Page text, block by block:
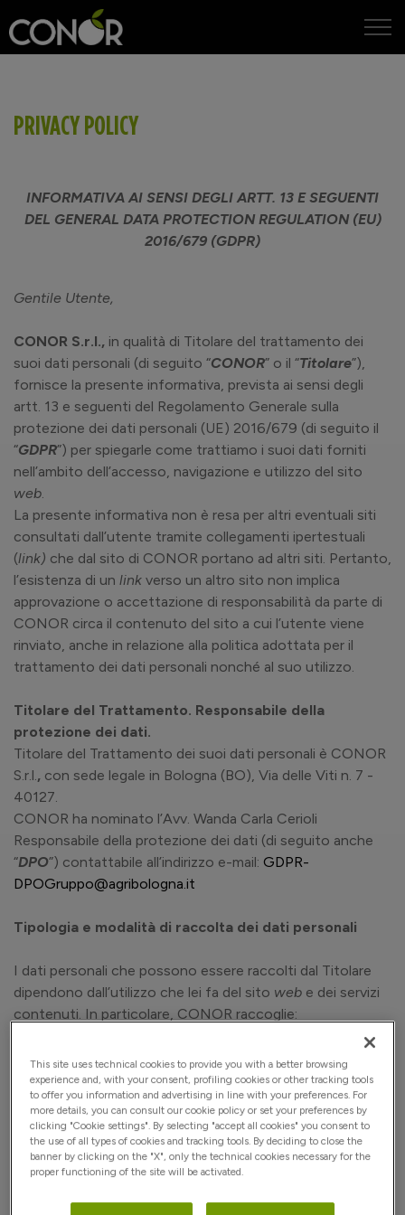
PRIVACY POLICY
INFORMATIVA AI SENSI DEGLI ARTT. 13 E SEGUENTI
DEL GENERAL DATA PROTECTION REGULATION (EU)
2016/679 (GDPR)
Gentile Utente,
CONOR S.r.l., in qualità di Titolare del trattamento dei
suoi dati personali (di seguito “CONOR” o il “Titolare”),
fornisce la presente informativa, prevista ai sensi degli
artt. 13 e seguenti del Regolamento Generale sulla
protezione dei dati personali (UE) 2016/679 (di seguito il
“GDPR”) per spiegarle come trattiamo i suoi dati forniti
nell’ambito dell’accesso, navigazione e utilizzo del sito
web.
La presente informativa non è resa per altri eventuali siti
consultati dall’utente tramite collegamenti ipertestuali
(link) che dal sito di CONOR portano ad altri siti. Pertanto,
l’esistenza di un link verso un altro sito non implica
approvazione o accettazione di responsabilità da parte di
CONOR circa il contenuto del sito a cui l’utente viene
rinviato, anche in relazione alla politica adottata per il
trattamento dei dati personali nonché al suo utilizzo.
Titolare del Trattamento. Responsabile della
protezione dei dati.
Titolare del Trattamento dei suoi dati personali è CONOR
S.r.l., con sede legale in Bologna (BO), Via delle Viti n. 7 -
40127.
CONOR ha nominato l’Avv. Wanda Carla Cerioli
Responsabile della protezione dei dati (di seguito anche
“DPO”) contattabile all’indirizzo e-mail: GDPR-
DPOGruppo@agribologna.it
Tipologia e modalità di raccolta dei dati personali
I dati personali che possono essere raccolti dal Titolare
dipendono dall’utilizzo che lei fa del sito web e dei servizi
contenuti. In particolare, CONOR raccoglie:
I dati di navigazione che sono acquisiti dai sistemi
informatici e dalle proceduresoftwareche regolano
il funzionamento del presente sito web. Si tratta di
informazioni che non sono raccolte per permettere
una successiva identificazione dell’utente, ma che
vengono utilizzate al solo fine di ricavare
This site uses technical cookies to provide you with a better browsing
experience and, with your consent, profiling cookies or other tracking tools
to offer you information and advertising in line with your preferences. For
more details, you can consult our cookie policy or set your preferences by
clicking "Cookie settings". By selecting "accept all cookies" you consent to
the use of all types of cookies and tracking tools. By deciding to close the
banner by clicking on the "X", only the technical cookies necessary for the
proper functioning of the site will be activated.